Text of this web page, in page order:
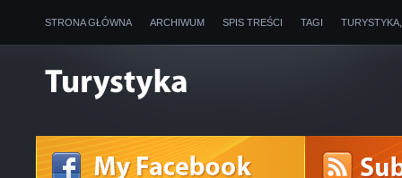
STRONA GŁÓWNA ARCHIWUM SPIS TREŚCI TAGI